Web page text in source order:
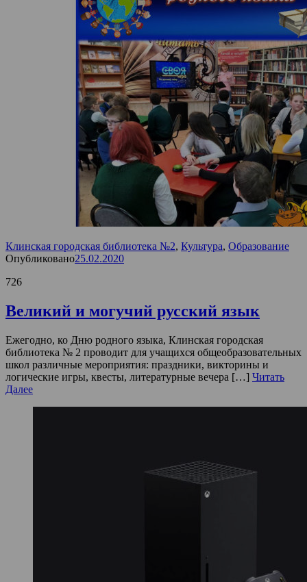
Клинская городская библиотека №2, Культура, Образование
Опубликовано25.02.2020
726
Великий и могучий русский язык
Ежегодно, ко Дню родного языка, Клинская городская
библиотека № 2 проводит для учащихся общеобразовательных
школ различные мероприятия: праздники, викторины и
логические игры, квесты, литературные вечера […] Читать
Далее